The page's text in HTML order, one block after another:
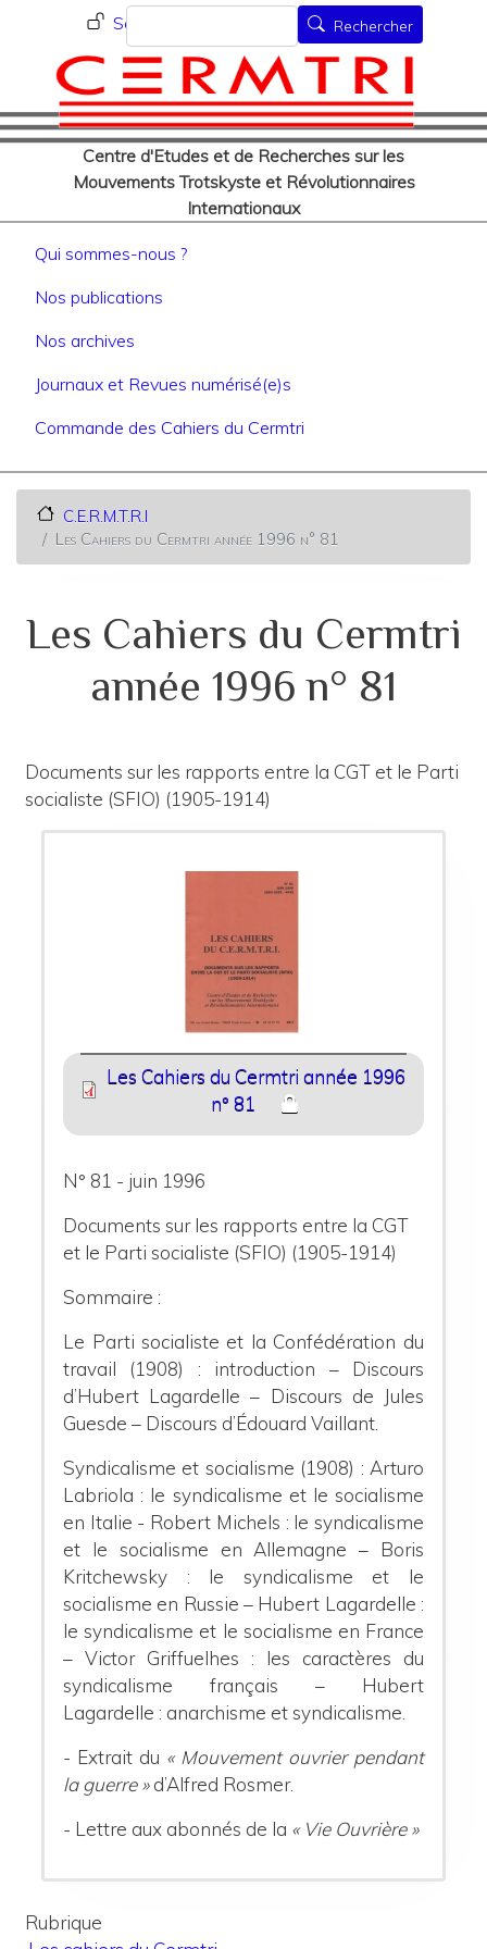
au
contenu
principal
Menu du compte de
Se connecter
Centre d'Etudes et de Recherches sur les
Mouvements Trotskyste et Révolutionnaires
Internationaux
Rechercher Rechercher
Navigation principale
Qui sommes-nous ?
Nos publications
Nos archives
Journaux et Revues numérisé(e)s
Commande des Cahiers du Cermtri
C.E.R.M.T.R.I
Les Cahiers du Cermtri année 1996 n° 81
Les Cahiers du Cermtri
année 1996 n° 81
Documents sur les rapports entre la CGT et le Parti
socialiste (SFIO) (1905-1914)
Les Cahiers du Cermtri année 1996
n° 81
N° 81 - juin 1996
Documents sur les rapports entre la CGT
et le Parti socialiste (SFIO) (1905-1914)
Sommaire :
Le Parti socialiste et la Confédération du
travail (1908) : introduction – Discours
d’Hubert Lagardelle – Discours de Jules
Guesde – Discours d’Édouard Vaillant.
Syndicalisme et socialisme (1908) : Arturo
Labriola : le syndicalisme et le socialisme
en Italie - Robert Michels : le syndicalisme
et le socialisme en Allemagne – Boris
Kritchewsky : le syndicalisme et le
socialisme en Russie – Hubert Lagardelle :
le syndicalisme et le socialisme en France
– Victor Griffuelhes : les caractères du
syndicalisme français – Hubert
Lagardelle : anarchisme et syndicalisme.
- Extrait du « Mouvement ouvrier pendant
la guerre »d’Alfred Rosmer.
- Lettre aux abonnés de la « Vie Ouvrière »
Rubrique